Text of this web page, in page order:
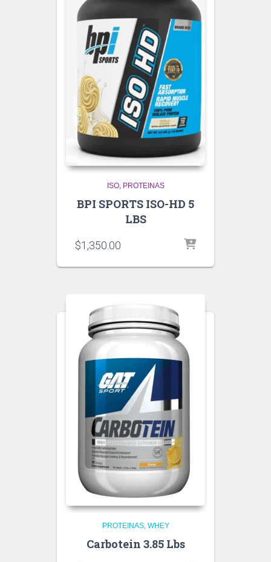
ISO PROTEINAS
BPI SPORTS ISO-HD 5
LBS
$1,350.00
PROTEINAS WHEY
Carbotein 3.85 Lbs